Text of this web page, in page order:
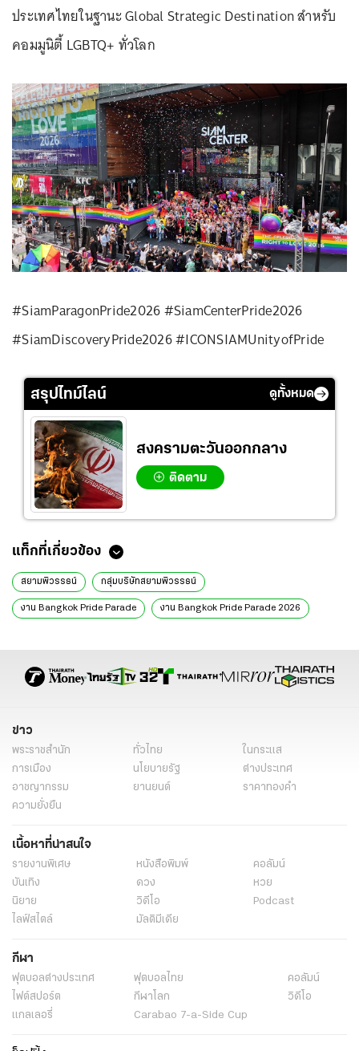
ประเทศไทยในฐานะ Global Strategic Destination สำหรับ
คอมมูนิตี้ LGBTQ+ ทั่วโลก
#SiamParagonPride2026 #SiamCenterPride2026
#SiamDiscoveryPride2026 #ICONSIAMUnityofPride
สรุปไทม์ไลน์ ดูทั้งหมด
สงครามตะวันออกกลาง
ติดตาม
แท็กที่เกี่ยวข้อง
สยามพิวรรธน์ กลุ่มบริษัทสยามพิวรรธน์
งาน Bangkok Pride Parade งาน Bangkok Pride Parade 2026
ข่าว
พระราชสำนัก ทั่วไทย
ในกระแส
การเมือง
นโยบายรัฐ
ต่างประเทศ
อาชญากรรม
ยานยนต์
ราคาทองคำ
ความยั่งยืน
เนื้อหาที่น่าสนใจ
รายงานพิเศษ หนังสือพิมพ์
คอลัมน์
บันเทิง
ดวง
หวย
นิยาย
วิดีโอ
Podcast
ไลฟ์สไตล์
มัลติมีเดีย
กีฬา
ฟุตบอลต่่างประเทศ ฟุตบอลไทย
คอลัมน์
ไฟต์สปอร์ต
กีฬาโลก
วิดีโอ
แกลเลอรี่
Carabao 7-a-Side Cup